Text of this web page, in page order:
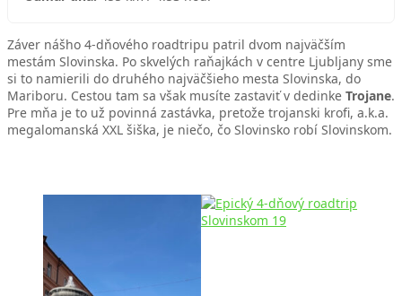
Záver nášho 4-dňového roadtripu patril dvom najväčším
mestám Slovinska. Po skvelých raňajkách v centre Ljubljany sme
si to namierili do druhého najväčšieho mesta Slovinska, do
Mariboru. Cestou tam sa však musíte zastaviť v dedinke Trojane.
Pre mňa je to už povinná zastávka, pretože trojanski krofi, a.k.a.
megalomanská XXL šiška, je niečo, čo Slovinsko robí Slovinskom.